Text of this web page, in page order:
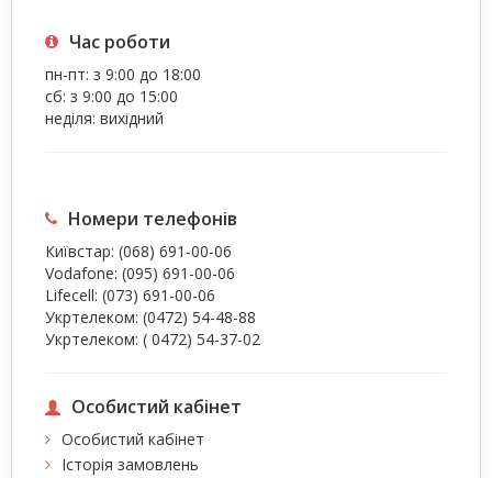
Час роботи
пн-пт: з 9:00 до 18:00
сб: з 9:00 до 15:00
неділя: вихідний
Номери телефонів
Київстар: (068) 691-00-06
Vodafone: (095) 691-00-06
Lifecell: (073) 691-00-06
Укртелеком: (0472) 54-48-88
Укртелеком: ( 0472) 54-37-02
Особистий кабінет
Особистий кабінет
Історія замовлень